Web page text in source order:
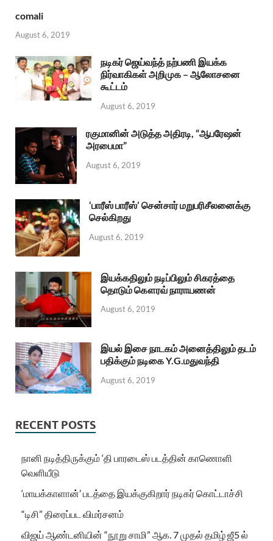
comali
August 6, 2019
நடிகர் ஜெய்வந்த் நற்பணி இயக்க
நிர்வாகிகள் அறிமுக – ஆலோசனை
கூட்டம்
August 6, 2019
ரகுமானின் அடுத்த அதிரடி, “ஆபரேஷன்
அரபைமா”
August 6, 2019
‘பாரீஸ் பாரீஸ்’ சென்சார் மறுபரிசீலனைக்கு
செல்கிறது
August 6, 2019
இயக்கதிலும் நடிப்பிலும் சிகரத்தை
தொடும் கௌரவ் நாராயணன்
August 6, 2019
இயல் இசை நாடகம் அனைத்திலும் தடம்
பதிக்கும் நடிகை Y.G.மதுவந்தி
August 6, 2019
RECENT POSTS
நானி நடித்திருக்கும் ‘தி பாரடைஸ் படத்தின் காணொளி
வெளியீடு
‘மாயக்காளான்’ படத்தை இயக்குகிறார் நடிகர் கொட்டாச்சி
“டிசி” திரைப்பட விமர்சனம்
விஜய் ஆண்டனியின் “நூறு சாமி” ஆக. 7 முதல் தமிழ் ஜீ5 ல்